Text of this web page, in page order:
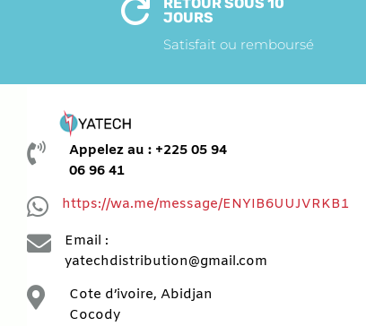

JOURS
Satisfait ou remboursé

Appelez au : +225 05 94
06 96 41
 https://wa.me/message/ENYIB6UUJVRKB1

Email :
yatechdistribution@gmail.com

Cote d’ivoire, Abidjan
Cocody